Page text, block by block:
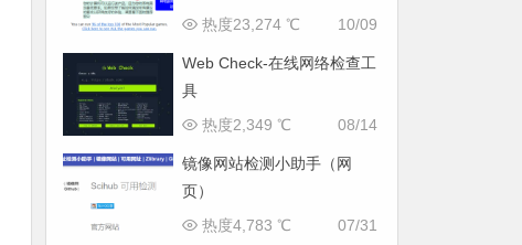
10/09
热度23,274 ℃
Web Check-在线网络检查工
具
08/14
热度2,349 ℃
镜像网站检测小助手（网
页）
07/31
热度4,783 ℃